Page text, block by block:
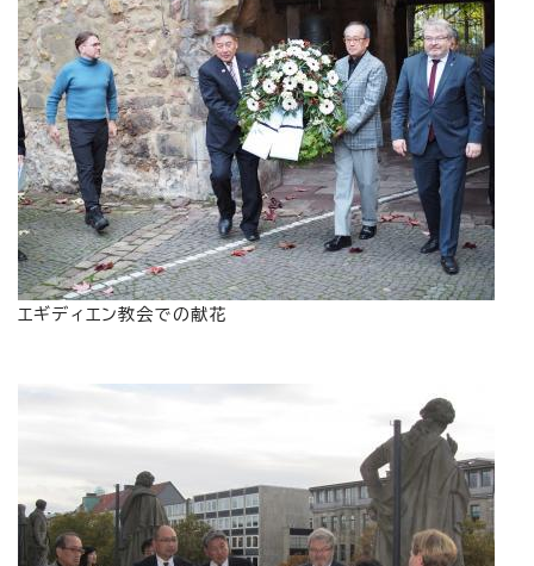
エギディエン教会での献花